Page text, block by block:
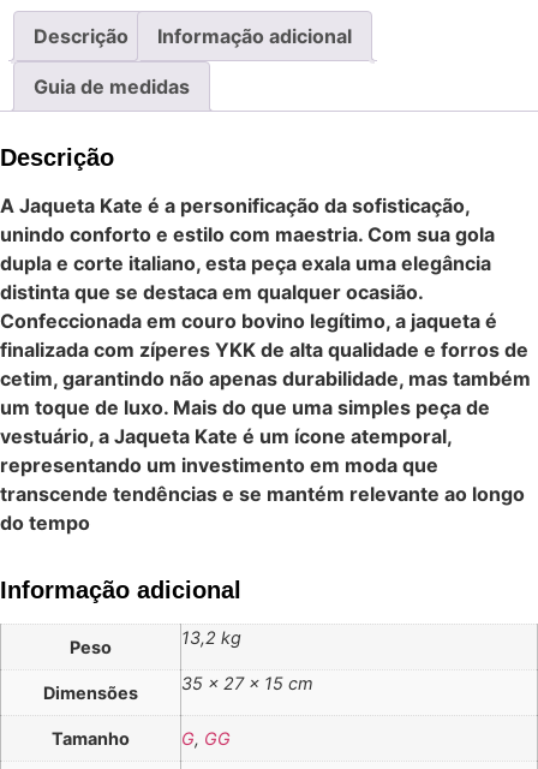
Descrição Informação adicional
Guia de medidas
Descrição
A Jaqueta Kate é a personificação da sofisticação,
unindo conforto e estilo com maestria. Com sua gola
dupla e corte italiano, esta peça exala uma elegância
distinta que se destaca em qualquer ocasião.
Confeccionada em couro bovino legítimo, a jaqueta é
finalizada com zíperes YKK de alta qualidade e forros de
cetim, garantindo não apenas durabilidade, mas também
um toque de luxo. Mais do que uma simples peça de
vestuário, a Jaqueta Kate é um ícone atemporal,
representando um investimento em moda que
transcende tendências e se mantém relevante ao longo
do tempo
Informação adicional
Peso 13,2 kg
Dimensões 35 × 27 × 15 cm
Tamanho G, GG